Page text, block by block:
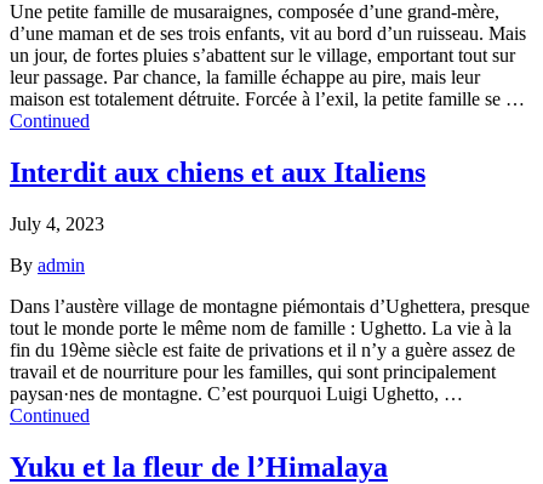
Une petite famille de musaraignes, composée d’une grand-mère,
d’une maman et de ses trois enfants, vit au bord d’un ruisseau. Mais
un jour, de fortes pluies s’abattent sur le village, emportant tout sur
leur passage. Par chance, la famille échappe au pire, mais leur
maison est totalement détruite. Forcée à l’exil, la petite famille se …
Continued
Interdit aux chiens et aux Italiens
July 4, 2023
By admin
Dans l’austère village de montagne piémontais d’Ughettera, presque
tout le monde porte le même nom de famille : Ughetto. La vie à la
fin du 19ème siècle est faite de privations et il n’y a guère assez de
travail et de nourriture pour les familles, qui sont principalement
paysan·nes de montagne. C’est pourquoi Luigi Ughetto, …
Continued
Yuku et la fleur de l’Himalaya